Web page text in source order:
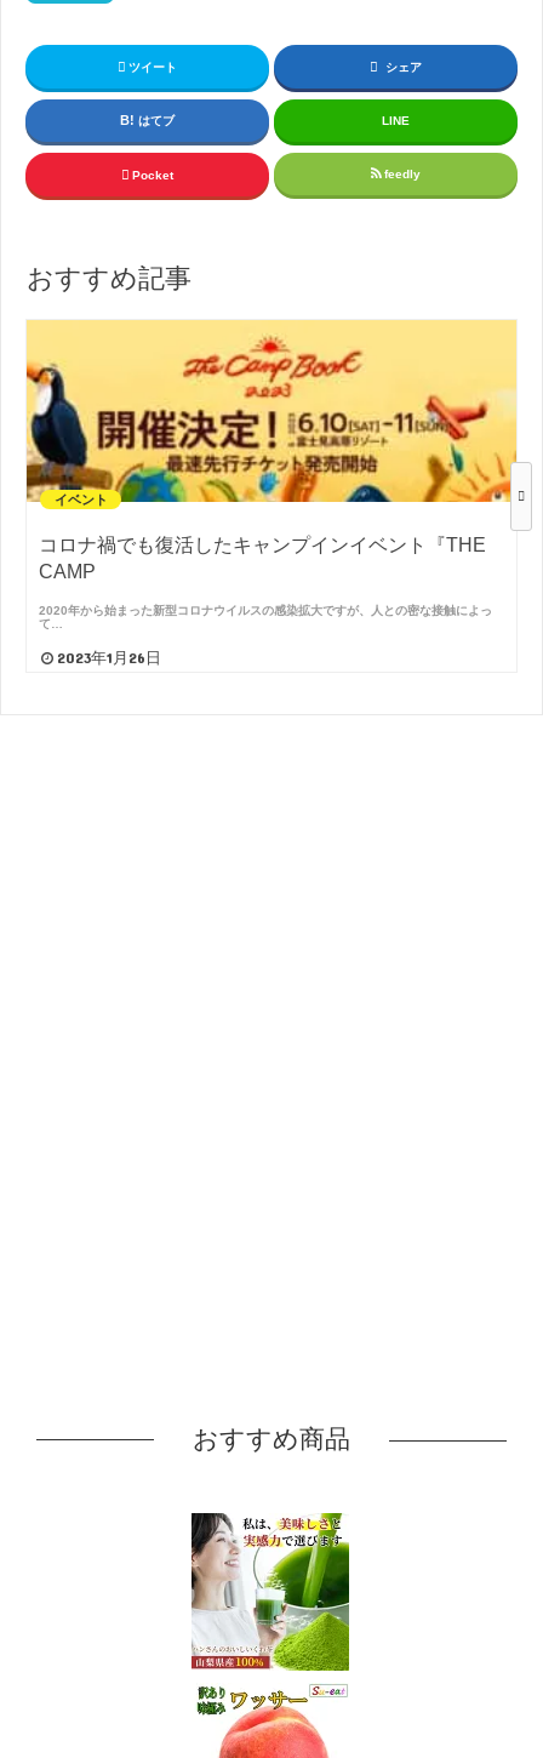
ツイート シェア
はてブ LINE
Pocket feedly
おすすめ記事
イベント
コロナ禍でも復活したキャンプインイベント『THE
CAMP
2020年から始まった新型コロナウイルスの感染拡大ですが、人との密な接触によっ
て…
2023年1月26日
おすすめ商品